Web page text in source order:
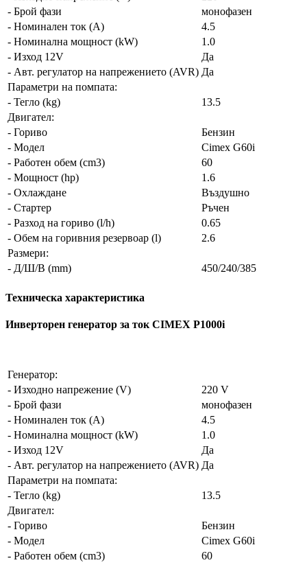
- Брой фази
монофазен
- Номинален ток (A)
4.5
- Номинална мощност (kW)
1.0
- Изход 12V
Да
- Авт. регулатор на напрежението (AVR) Да
Параметри на помпата:
- Тегло (kg)
13.5
Двигател:
- Гориво
Бензин
- Модел
Cimex G60i
- Работен обем (cm3)
60
- Мощност (hp)
1.6
- Охлаждане
Въздушно
- Стартер
Ръчен
- Разход на гориво (l/h)
0.65
- Обем на горивния резервоар (l)
2.6
Размери:
- Д/Ш/В (mm)
450/240/385
Техническа характеристика
Инверторен генератор за ток CIMEX P1000i
Генератор:
- Изходно напрежение (V)
220 V
- Брой фази
монофазен
- Номинален ток (A)
4.5
- Номинална мощност (kW)
1.0
- Изход 12V
Да
- Авт. регулатор на напрежението (AVR) Да
Параметри на помпата:
- Тегло (kg)
13.5
Двигател:
- Гориво
Бензин
- Модел
Cimex G60i
- Работен обем (cm3)
60